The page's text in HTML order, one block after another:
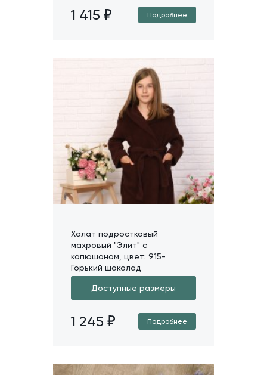
1 415 Подробнее
Халат подростковый
махровый "Элит" с
капюшоном, цвет: 915-
Горький шоколад
Доступные размеры
1 245 Подробнее